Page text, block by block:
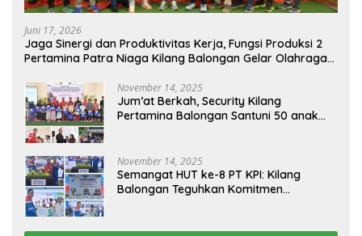
Juni 17, 2026
Jaga Sinergi dan Produktivitas Kerja, Fungsi Produksi 2
Pertamina Patra Niaga Kilang Balongan Gelar Olahraga
November 14, 2025
Jum’at Berkah, Security Kilang
Pertamina Balongan Santuni 50 anak
November 14, 2025
Semangat HUT ke-8 PT KPI: Kilang
Balongan Teguhkan Komitmen
Pendidikan